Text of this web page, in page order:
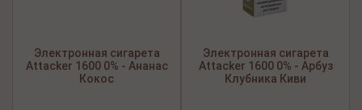
Электронная сигарета
Attacker 1600 0% - Ананас
Кокос
Электронная сигарета
Attacker 1600 0% - Арбуз
Клубника Киви